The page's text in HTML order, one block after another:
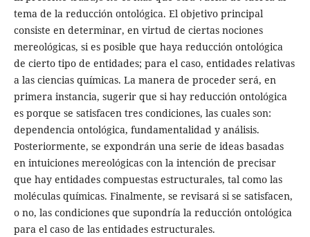
tema de la reducción ontológica. El objetivo principal
consiste en determinar, en virtud de ciertas nociones
mereológicas, si es posible que haya reducción ontológica
de cierto tipo de entidades; para el caso, entidades relativas
a las ciencias químicas. La manera de proceder será, en
primera instancia, sugerir que si hay reducción ontológica
es porque se satisfacen tres condiciones, las cuales son:
dependencia ontológica, fundamentalidad y análisis.
Posteriormente, se expondrán una serie de ideas basadas
en intuiciones mereológicas con la intención de precisar
que hay entidades compuestas estructurales, tal como las
moléculas químicas. Finalmente, se revisará si se satisfacen,
o no, las condiciones que supondría la reducción ontológica
para el caso de las entidades estructurales.